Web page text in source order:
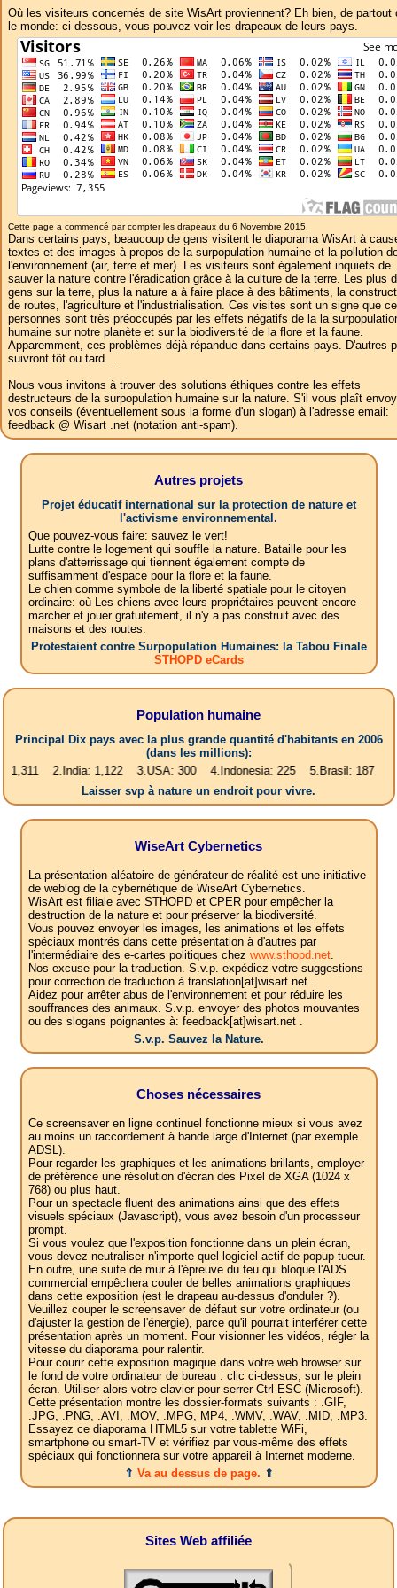
Où les visiteurs concernés de site WisArt proviennent? Eh bien, de partout
le monde: ci-dessous, vous pouvez voir les drapeaux de leurs pays.
Cette page a commencé par compter les drapeaux du 6 Novembre 2015.
Dans certains pays, beaucoup de gens visitent le diaporama WisArt à
textes et des images à propos de la surpopulation humaine et la pollution
l'environnement (air, terre et mer). Les visiteurs sont également inquiets de
sauver la nature contre l'éradication grâce à la culture de la terre. Les plus
gens sur la terre, plus la nature a à faire place à des bâtiments, la
de routes, l'agriculture et l'industrialisation. Ces visites sont un signe que
personnes sont très préoccupés par les effets négatifs de la la
humaine sur notre planète et sur la biodiversité de la flore et la faune.
Apparemment, ces problèmes déjà répandue dans certains pays. D'autres
suivront tôt ou tard ...
Nous vous invitons à trouver des solutions éthiques contre les effets
destructeurs de la surpopulation humaine sur la nature. S'il vous plaît
vos conseils (éventuellement sous la forme d'un slogan) à l'adresse email:
feedback @ Wisart .net (notation anti-spam).
Autres projets
Projet éducatif international sur la protection de nature et
l'activisme environnemental.
Que pouvez-vous faire: sauvez le vert!
Lutte contre le logement qui souffle la nature. Bataille pour les
plans d'atterrissage qui tiennent également compte de
suffisamment d'espace pour la flore et la faune.
Le chien comme symbole de la liberté spatiale pour le citoyen
ordinaire: où Les chiens avec leurs propriétaires peuvent encore
marcher et jouer gratuitement, il n'y a pas construit avec des
maisons et des routes.
Protestaient contre Surpopulation Humaines: la Tabou Finale
STHOPD eCards
Population humaine
Principal Dix pays avec la plus grande quantité d'habitants en 2006
(dans les millions):
1,122 3.USA: 300 4.Indonesia: 225 5.Brasil: 187
Laisser svp à nature un endroit pour vivre.
WiseArt Cybernetics
La présentation aléatoire de générateur de réalité est une initiative
de weblog de la cybernétique de WiseArt Cybernetics.
WisArt est filiale avec STHOPD et CPER pour empêcher la
destruction de la nature et pour préserver la biodiversité.
Vous pouvez envoyer les images, les animations et les effets
spéciaux montrés dans cette présentation à d'autres par
l'intermédiaire des e-cartes politiques chez www.sthopd.net.
Nos excuse pour la traduction. S.v.p. expédiez votre suggestions
pour correction de traduction à translation[at]wisart.net .
Aidez pour arrêter abus de l'environnement et pour réduire les
souffrances des animaux. S.v.p. envoyer des photos mouvantes
ou des slogans poignantes à: feedback[at]wisart.net .
S.v.p. Sauvez la Nature.
Choses nécessaires
Ce screensaver en ligne continuel fonctionne mieux si vous avez
au moins un raccordement à bande large d'Internet (par exemple
ADSL).
Pour regarder les graphiques et les animations brillants, employer
de préférence une résolution d'écran des Pixel de XGA (1024 x
768) ou plus haut.
Pour un spectacle fluent des animations ainsi que des effets
visuels spéciaux (Javascript), vous avez besoin d'un processeur
prompt.
Si vous voulez que l'exposition fonctionne dans un plein écran,
vous devez neutraliser n'importe quel logiciel actif de popup-tueur.
En outre, une suite de mur à l'épreuve du feu qui bloque l'ADS
commercial empêchera couler de belles animations graphiques
dans cette exposition (est le drapeau au-dessus d'onduler ?).
Veuillez couper le screensaver de défaut sur votre ordinateur (ou
d'ajuster la gestion de l'énergie), parce qu'il pourrait interférer cette
présentation après un moment. Pour visionner les vidéos, régler la
vitesse du diaporama pour ralentir.
Pour courir cette exposition magique dans votre web browser sur
le fond de votre ordinateur de bureau : clic ci-dessus, sur le plein
écran. Utiliser alors votre clavier pour serrer Ctrl-ESC (Microsoft).
Cette présentation montre les dossier-formats suivants : .GIF,
.JPG, .PNG, .AVI, .MOV, .MPG, MP4, .WMV, .WAV, .MID, .MP3.
Essayez ce diaporama HTML5 sur votre tablette WiFi,
smartphone ou smart-TV et vérifiez par vous-même des effets
spéciaux qui fonctionnera sur votre appareil à Internet moderne.
⇑ Va au dessus de page. ⇑
Sites Web affiliée